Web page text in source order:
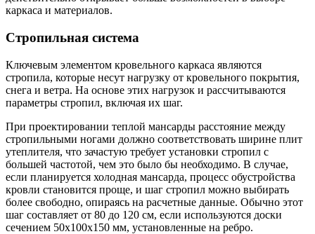
каркаса и материалов.
Стропильная система
Ключевым элементом кровельного каркаса являются
стропила, которые несут нагрузку от кровельного покрытия,
снега и ветра. На основе этих нагрузок и рассчитываются
параметры стропил, включая их шаг.
При проектировании теплой мансарды расстояние между
стропильными ногами должно соответствовать ширине плит
утеплителя, что зачастую требует установки стропил с
большей частотой, чем это было бы необходимо. В случае,
если планируется холодная мансарда, процесс обустройства
кровли становится проще, и шаг стропил можно выбирать
более свободно, опираясь на расчетные данные. Обычно этот
шаг составляет от 80 до 120 см, если используются доски
сечением 50х100х150 мм, установленные на ребро.